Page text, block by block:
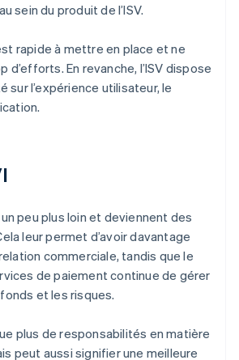
sein du produit de l’ISV.
rapide à mettre en place et ne
d’efforts. En revanche, l’ISV dispose
sur l’expérience utilisateur, le
peu plus loin et deviennent des
leur permet d’avoir davantage
commerciale, tandis que le
de paiement continue de gérer
et les risques.
plus de responsabilités en matière
peut aussi signifier une meilleure